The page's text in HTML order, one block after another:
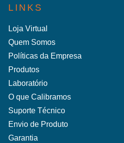
LINKS
Loja Virtual
Quem Somos
Políticas da Empresa
Produtos
Laboratório
O que Calibramos
Suporte Técnico
Envio de Produto
Garantia